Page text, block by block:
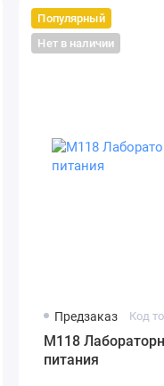
Популярный
Нет в наличии
Предзаказ Код
M118
питания